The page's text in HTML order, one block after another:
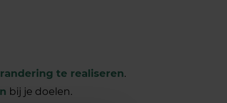
te realiseren.
bij je doelen.